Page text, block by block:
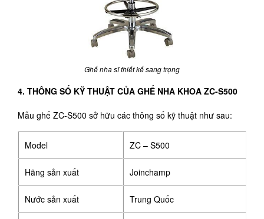
Ghế nha sĩ thiết kế sang trọng
4. THÔNG SỐ KỸ THUẬT CỦA GHẾ NHA KHOA ZC-S500
Mẫu ghế ZC-S500 sở hữu các thông số kỹ thuật như sau:
Model ZC – S500
Hãng sản xuất Joinchamp
Nước sản xuất Trung Quốc